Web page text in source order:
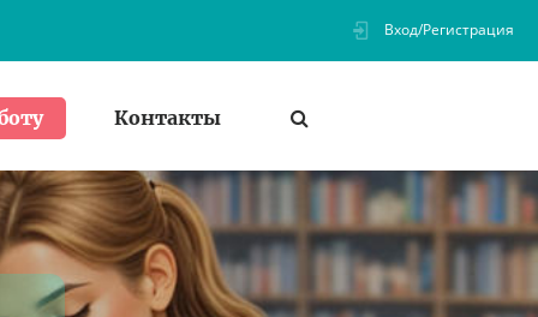
Вход/Регистрация
Контакты